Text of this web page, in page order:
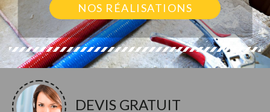
NOS RÉALISATIONS
DEVIS GRATUIT